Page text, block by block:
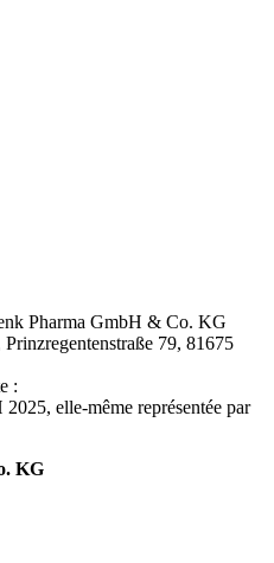
Pharma GmbH & Co. KG
79, 81675
:
elle-même représentée par
KG